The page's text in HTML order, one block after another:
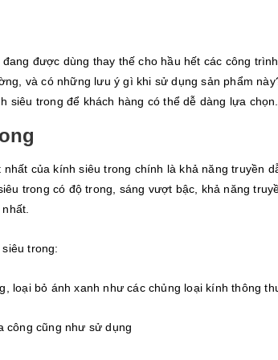
được dùng thay thế cho hầu hết các công
và có những lưu ý gì khi sử dụng sản phẩm
siêu trong để khách hàng có thể dễ dàng lựa chọn.
của kính siêu trong chính là khả năng truyền
trong có độ trong, sáng vượt bậc, khả năng
trong:
loại bỏ ánh xanh như các chủng loại kính thông
công cũng như sử dụng